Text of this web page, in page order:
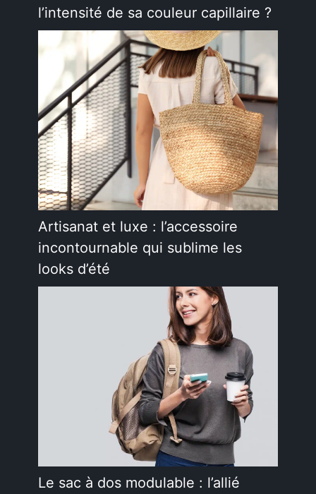
l’intensité de sa couleur capillaire ?
Artisanat et luxe : l’accessoire
incontournable qui sublime les
looks d’été
Le sac à dos modulable : l’allié